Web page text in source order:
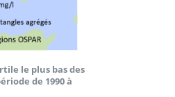
le plus bas des
de 1990 à